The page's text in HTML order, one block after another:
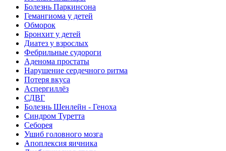
Болезнь Паркинсона
Гемангиома у детей
Обморок
Бронхит у детей
Диатез у взрослых
Фебрильные судороги
Аденома простаты
Нарушение сердечного ритма
Потеря вкуса
Аспергиллёз
СДВГ
Болезнь Шенлейн - Геноха
Синдром Туретта
Себорея
Ушиб головного мозга
Апоплексия яичника